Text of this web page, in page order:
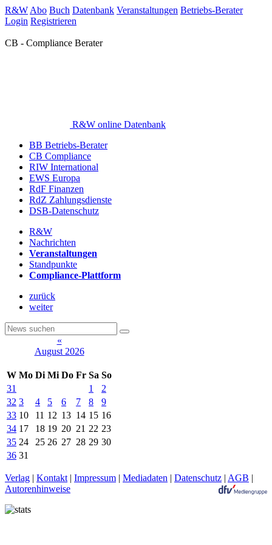
R&W Abo Buch Datenbank Veranstaltungen Betriebs-Berater
Login Registrieren
CB - Compliance Berater
R&W online Datenbank
BB Betriebs-Berater
CB Compliance
RIW International
EWS Europa
RdF Finanzen
RdZ Zahlungsdienste
DSB-Datenschutz
R&W
Nachrichten
Veranstaltungen
Standpunkte
Compliance-Plattform
zurück
weiter
«
August 2026
W Mo Di Mi Do Fr Sa So
31
1
2
32 3 4 5 6 7 8
9
33 10 11 12 13 14 15 16
34 17 18 19 20 21 22 23
35 24 25 26 27 28 29 30
36 31
Verlag | Kontakt | Impressum | Mediadaten | Datenschutz | AGB |
Autorenhinweise